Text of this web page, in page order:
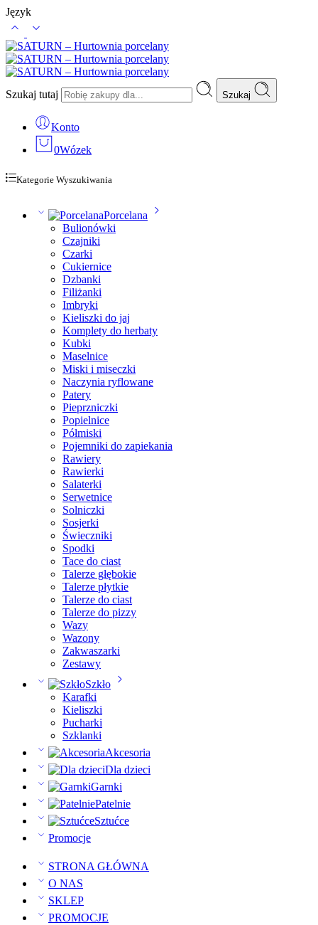
Język
Szukaj tutaj Szukaj
Konto
0Wózek
Kategorie Wyszukiwania
Porcelana
Bulionówki
Czajniki
Czarki
Cukiernice
Dzbanki
Filiżanki
Imbryki
Kieliszki do jaj
Komplety do herbaty
Kubki
Maselnice
Miski i miseczki
Naczynia ryflowane
Patery
Pieprzniczki
Popielnice
Półmiski
Pojemniki do zapiekania
Rawiery
Rawierki
Salaterki
Serwetnice
Solniczki
Sosjerki
Świeczniki
Spodki
Tace do ciast
Talerze głębokie
Talerze płytkie
Talerze do ciast
Talerze do pizzy
Wazy
Wazony
Zakwaszarki
Zestawy
Szkło
Karafki
Kieliszki
Pucharki
Szklanki
Akcesoria
Dla dzieci
Garnki
Patelnie
Sztućce
Promocje
STRONA GŁÓWNA
O NAS
SKLEP
PROMOCJE